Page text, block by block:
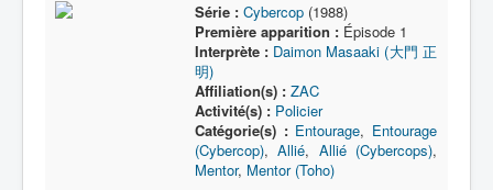
Série : Cybercop(1988)
Première apparition :Épisode 1
Interprète : Daimon Masaaki (大門 正
明)
Affiliation(s) : ZAC
Activité(s) : Policier
Catégorie(s) : Entourage, Entourage
(Cybercop),Allié, Allié (Cybercops),
Mentor, Mentor (Toho)